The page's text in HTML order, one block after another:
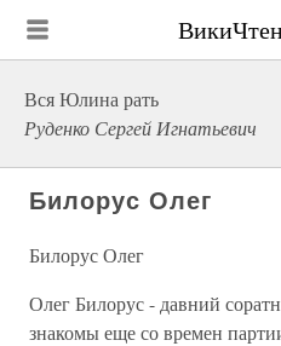
Вся Юлина рать
Руденко Сергей Игнатьевич
Билорус Олег
Билорус Олег
Олег Билорус - давний
знакомы еще со времен